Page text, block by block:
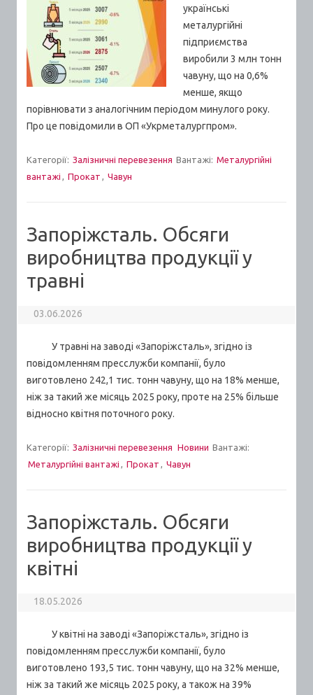
українські
металургійні
підприємства
виробили 3 млн тонн
чавуну, що на 0,6%
менше, якщо
порівнювати з аналогічним періодом минулого року.
Про це повідомили в ОП «Укрметалургпром».
Категорії: Залізничні перевезення Вантажі: Металургійні
вантажі , Прокат , Чавун
Запоріжсталь. Обсяги
виробництва продукції у
травні
03.06.2026
У травні на заводі «Запоріжсталь», згідно із
повідомленням пресслужби компанії, було
виготовлено 242,1 тис. тонн чавуну, що на 18% менше,
ніж за такий же місяць 2025 року, проте на 25% більше
відносно квітня поточного року.
Категорії: Залізничні перевезення Новини Вантажі:
Металургійні вантажі , Прокат , Чавун
Запоріжсталь. Обсяги
виробництва продукції у
квітні
18.05.2026
У квітні на заводі «Запоріжсталь», згідно із
повідомленням пресслужби компанії, було
виготовлено 193,5 тис. тонн чавуну, що на 32% менше,
ніж за такий же місяць 2025 року, а також на 39%